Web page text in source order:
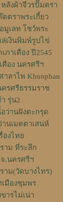
ลังผ้าจีวรปั๊มตรา
ตราพระเกี้ยว
มูเลท โชว์พระ
เงินพิมพ์รูปไข่
ภาเคือง ปี2545
อง นครศรีฯ
ลาไพ Khunphan
รศรีธรรมราช
รุ่น2
ว่านฝังตะกรุด
นเมตตาเสน่ห์
องไทย
าม ที่ระลึก
.นครศรีฯ
าม(วัดบางไทร)
มืองชุมพร
ารไม่เน่า